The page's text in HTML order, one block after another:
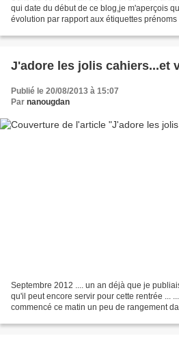
qui date du début de ce blog,je m'aperçois
évolution par rapport aux étiquettes
J'adore les jolis cahiers...et
Publié le 20/08/2013 à 15:07
Par nanougdan
Septembre 2012 .... un an déjà que je
qu'il peut encore servir pour cette rentrée ...
commencé ce matin un peu de rangement